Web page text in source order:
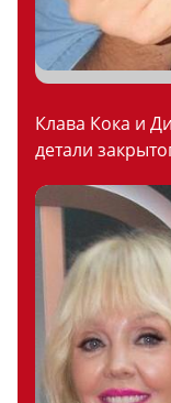
Клава Кока и
детали